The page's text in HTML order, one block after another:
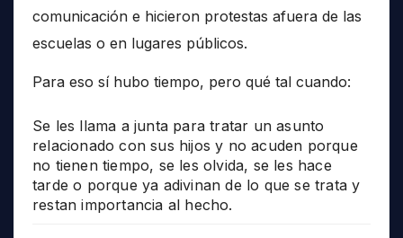
comunicación e hicieron protestas afuera de las
escuelas o en lugares públicos.
Para eso sí hubo tiempo, pero qué tal cuando:
Se les llama a junta para tratar un asunto
relacionado con sus hijos y no acuden porque
no tienen tiempo, se les olvida, se les hace
tarde o porque ya adivinan de lo que se trata y
restan importancia al hecho.